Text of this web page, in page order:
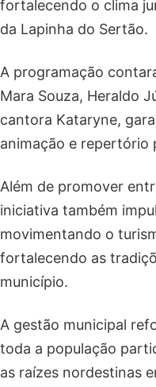
fortalecendo o clima
da Lapinha do Sertão.
A programação
Mara Souza, Heraldo
cantora Kataryne,
animação e repertório
Além de promover
iniciativa também
movimentando o
fortalecendo as
município.
A gestão municipal
toda a população
as raízes nordestinas